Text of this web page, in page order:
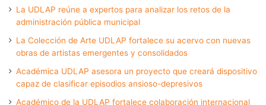
La UDLAP reúne a expertos para analizar los retos de la
administración pública municipal
La Colección de Arte UDLAP fortalece su acervo con nuevas
obras de artistas emergentes y consolidados
Académica UDLAP asesora un proyecto que creará dispositivo
capaz de clasificar episodios ansioso-depresivos
Académico de la UDLAP fortalece colaboración internacional